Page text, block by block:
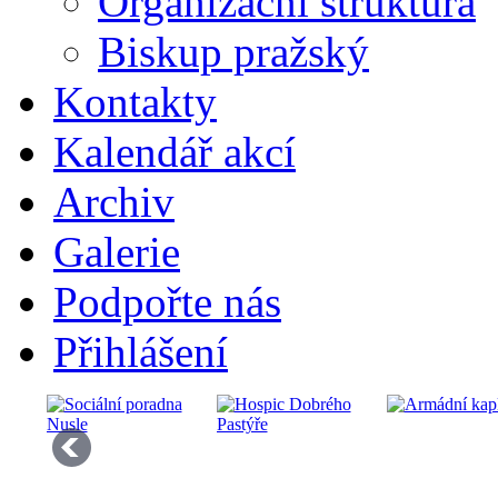
Biskup pražský
Kontakty
Kalendář akcí
Archiv
Galerie
Podpořte nás
Přihlášení